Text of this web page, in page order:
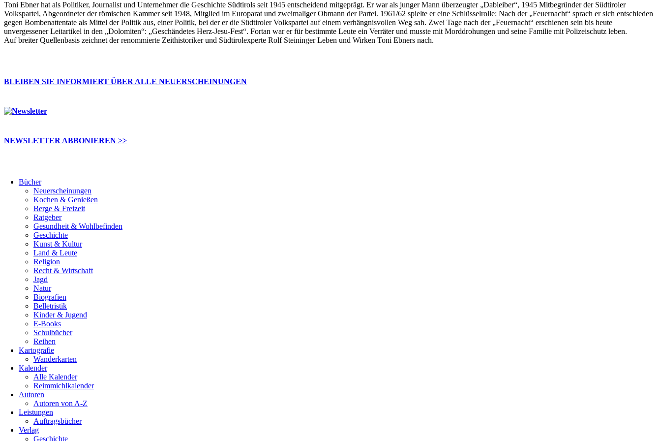
Toni Ebner hat als Politiker, Journalist und Unternehmer die Geschichte Südtirols seit 1945 entscheidend mitgeprägt. Er war als junger Mann überzeugter „Dableiber“, 1945 Mitbegründer der Südtiroler
Volkspartei, Abgeordneter der römischen Kammer seit 1948, Mitglied im Europarat und zweimaliger Obmann der Partei. 1961/62 spielte er eine Schlüsselrolle: Nach der „Feuernacht“ sprach er sich entschieden
gegen Bombenattentate als Mittel der Politik aus, einer Politik, bei der er die Südtiroler Volkspartei auf einem verhängnisvollen Weg sah. Zwei Tage nach der „Feuernacht“ erschienen sein bis heute
unvergessener Leitartikel in den „Dolomiten“: „Geschändetes Herz-Jesu-Fest“. Fortan war er für bestimmte Leute ein Verräter und musste mit Morddrohungen und seine Familie mit Polizeischutz leben.
Auf breiter Quellenbasis zeichnet der renommierte Zeithistoriker und Südtirolexperte Rolf Steininger Leben und Wirken Toni Ebners nach.
BLEIBEN SIE INFORMIERT ÜBER ALLE NEUERSCHEINUNGEN
NEWSLETTER ABBONIEREN >>
Bücher
Neuerscheinungen
Kochen & Genießen
Berge & Freizeit
Ratgeber
Gesundheit & Wohlbefinden
Geschichte
Kunst & Kultur
Land & Leute
Religion
Recht & Wirtschaft
Jagd
Natur
Biografien
Belletristik
Kinder & Jugend
E-Books
Schulbücher
Reihen
Kartografie
Wanderkarten
Kalender
Alle Kalender
Reimmichlkalender
Autoren
Autoren von A-Z
Leistungen
Auftragsbücher
Verlag
Geschichte